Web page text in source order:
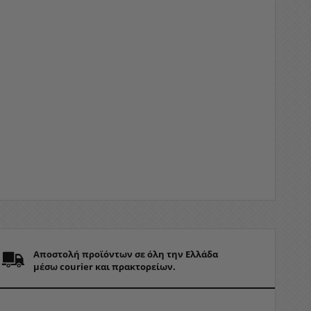
Αποστολή προϊόντων σε όλη την Ελλάδα
μέσω courier και πρακτορείων.